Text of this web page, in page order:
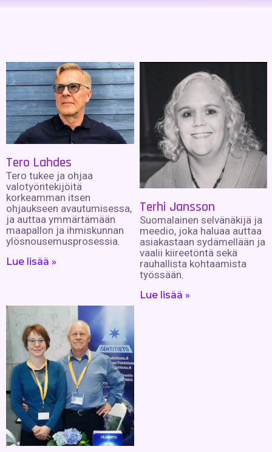
Tero Lahdes
Tero tukee ja ohjaa
valotyöntekijöitä
korkeamman itsen
ohjaukseen avautumisessa,
ja auttaa ymmärtämään
maapallon ja ihmiskunnan
ylösnousemusprosessia.
Lue lisää »
Terhi Jansson
Suomalainen selvänäkijä ja
meedio, joka haluaa auttaa
asiakastaan sydämellään ja
vaalii kiireetöntä sekä
rauhallista kohtaamista
työssään.
Lue lisää »